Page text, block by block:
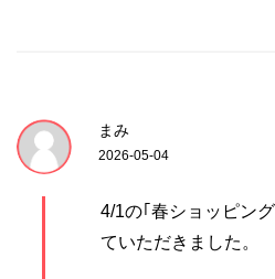
まみ
2026-05-04
4/1の｢春ショッピン
ていただきました。